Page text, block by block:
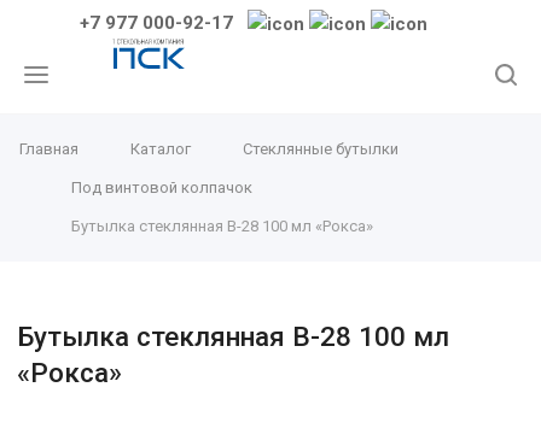
+7 977 000-92-17
Главная Каталог Стеклянные бутылки
Под винтовой колпачок
Бутылка стеклянная В-28 100 мл «Рокса»
Бутылка стеклянная В-28 100 мл
«Рокса»